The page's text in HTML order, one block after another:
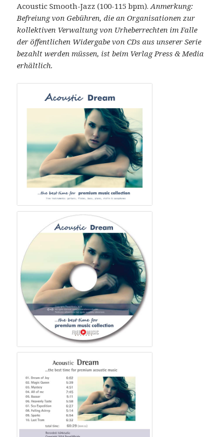
Acoustic Smooth-Jazz (100-115 bpm).Anmerkung:
Befreiung von Gebühren, die an Organisationen zur
kollektiven Verwaltung von Urheberrechten im Falle
der öffentlichen Widergabe von CDs aus unserer Serie
bezahlt werden müssen, ist beim Verlag Press & Media
erhältlich.